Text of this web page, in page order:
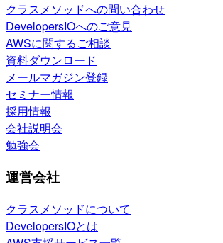
クラスメソッドへの問い合わせ
DevelopersIOへのご意見
AWSに関するご相談
資料ダウンロード
メールマガジン登録
セミナー情報
採用情報
会社説明会
勉強会
運営会社
クラスメソッドについて
DevelopersIOとは